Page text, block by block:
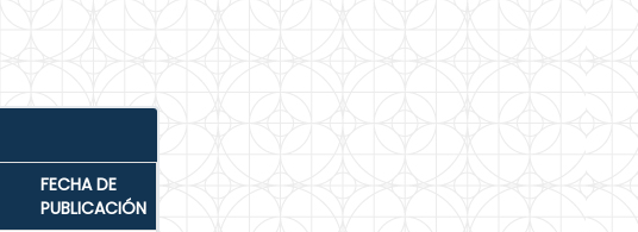
FECHA DE
PUBLICACIÓN